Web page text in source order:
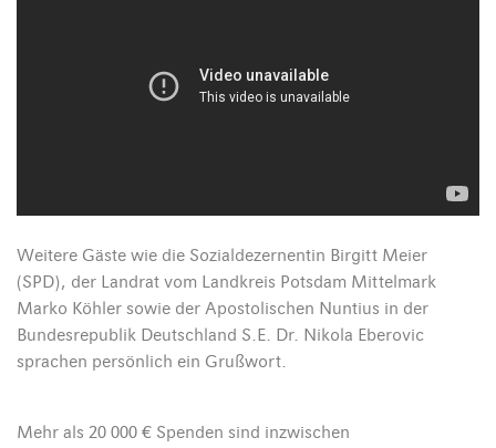
Weitere Gäste wie die Sozialdezernentin Birgitt Meier
(SPD), der Landrat vom Landkreis Potsdam Mittelmark
Marko Köhler sowie der Apostolischen Nuntius in der
Bundesrepublik Deutschland S.E. Dr. Nikola Eberovic
sprachen persönlich ein Grußwort.
Mehr als 20 000 € Spenden sind inzwischen